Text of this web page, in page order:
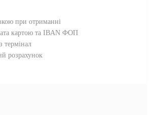
при отриманні
картою та IBAN ФОП
термінал
розрахунок